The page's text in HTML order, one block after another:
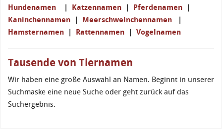
Hundenamen | Katzennamen | Pferdenamen |
Kaninchennamen | Meerschweinchennamen |
Hamsternamen | Rattennamen | Vogelnamen
Tausende von Tiernamen
Wir haben eine große Auswahl an Namen. Beginnt in unserer
Suchmaske eine neue Suche oder geht zurück auf das
Suchergebnis.